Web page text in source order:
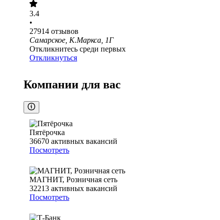
3.4
•
27914 отзывов
Самарское, К.Маркса, 1Г
Откликнитесь среди первых
Откликнуться
Компании для вас
Пятёрочка
36670 активных вакансий
Посмотреть
МАГНИТ, Розничная сеть
32213 активных вакансий
Посмотреть